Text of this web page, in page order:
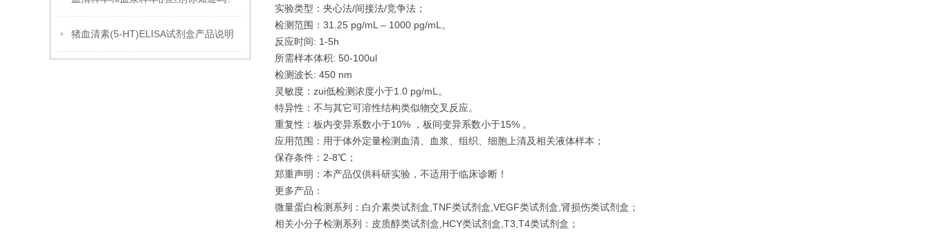
猪血清素(5-HT)ELISA试剂盒产品说明
实验类型：夹心法/间接法/竞争法；
检测范围：31.25 pg/mL – 1000 pg/mL。
反应时间: 1-5h
所需样本体积: 50-100ul
检测波长: 450 nm
灵敏度：zui低检测浓度小于1.0 pg/mL。
特异性：不与其它可溶性结构类似物交叉反应。
重复性：板内变异系数小于10% ，板间变异系数小于15% 。
应用范围：用于体外定量检测血清、血浆、组织、细胞上清及相关液体样本；
保存条件：2-8℃；
郑重声明：本产品仅供科研实验，不适用于临床诊断！
更多产品：
微量蛋白检测系列：白介素类试剂盒,TNF类试剂盒,VEGF类试剂盒,肾损伤类试剂盒；
相关小分子检测系列：皮质醇类试剂盒,HCY类试剂盒,T3,T4类试剂盒；